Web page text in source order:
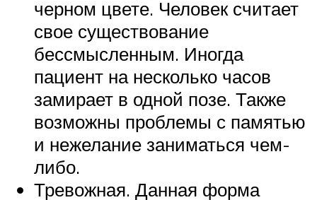
черном цвете. Человек считает
свое существование
бессмысленным. Иногда
пациент на несколько часов
замирает в одной позе. Также
возможны проблемы с памятью
и нежелание заниматься чем-
либо.
Тревожная. Данная форма